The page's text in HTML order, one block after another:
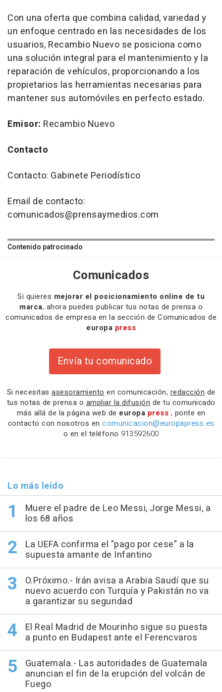
Con una oferta que combina calidad, variedad y
un enfoque centrado en las necesidades de los
usuarios, Recambio Nuevo se posiciona como
una solución integral para el mantenimiento y la
reparación de vehículos, proporcionando a los
propietarios las herramientas necesarias para
mantener sus automóviles en perfecto estado.
Emisor: Recambio Nuevo
Contacto
Contacto: Gabinete Periodístico
Email de contacto:
comunicados@prensaymedios.com
Contenido patrocinado
Comunicados
Si quieres mejorar el posicionamiento online de tu
marca, ahora puedes publicar tus notas de prensa o
comunicados de empresa en la sección de Comunicados de
europa press
Envía tu comunicado
Si necesitas asesoramiento en comunicación, redacción de
tus notas de prensa o ampliar la difusión de tu comunicado
más allá de la página web de europa press , ponte en
contacto con nosotros en comunicacion@europapress.es
o en el teléfono 913592600
Lo más leído
Muere el padre de Leo Messi, Jorge Messi, a
los 68 años
La UEFA confirma el "pago por cese" a la
supuesta amante de Infantino
O.Próximo.- Irán avisa a Arabia Saudí que su
nuevo acuerdo con Turquía y Pakistán no va
a garantizar su seguridad
El Real Madrid de Mourinho sigue su puesta
a punto en Budapest ante el Ferencvaros
Guatemala.- Las autoridades de Guatemala
anuncian el fin de la erupción del volcán de
Fuego